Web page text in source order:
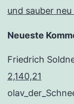
und sauber
Neueste
Friedrich
2,140,21